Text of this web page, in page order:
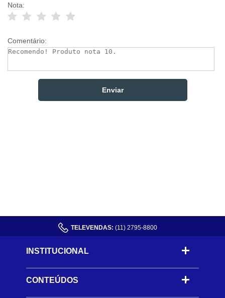
Nota:
Comentário:
TELEVENDAS: (11) 2795-8800
INSTITUCIONAL
CONTEÚDOS -